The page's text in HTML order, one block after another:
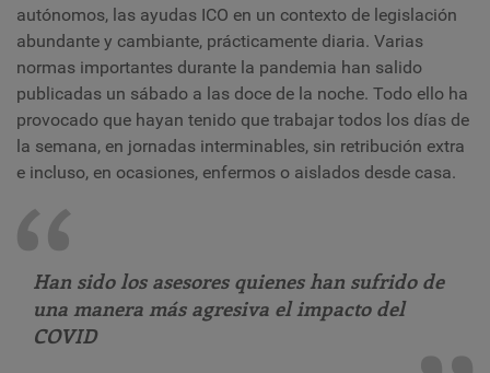
autónomos, las ayudas ICO en un contexto de legislación
abundante y cambiante, prácticamente diaria. Varias
normas importantes durante la pandemia han salido
publicadas un sábado a las doce de la noche. Todo ello ha
provocado que hayan tenido que trabajar todos los días de
la semana, en jornadas interminables, sin retribución extra
e incluso, en ocasiones, enfermos o aislados desde casa.
Han sido los asesores quienes han sufrido de
una manera más agresiva el impacto del
COVID